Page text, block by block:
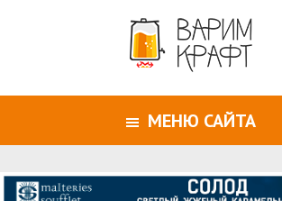
МЕНЮ САЙТА